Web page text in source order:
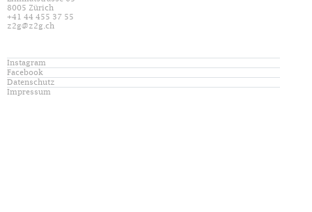
8005 Zürich
+41 44 455 37 55
z2g@z2g.ch
Instagram
Facebook
Datenschutz
Impressum